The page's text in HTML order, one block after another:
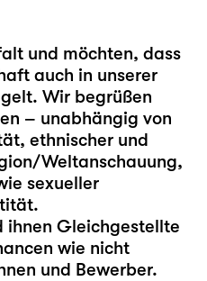
und möchten, dass
auch in unserer
Wir begrüßen
– unabhängig von
ethnischer und
Weltanschauung,
sexueller
ihnen Gleichgestellte
wie nicht
und Bewerber.